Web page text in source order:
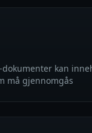
dokumenter kan
må gjennomgås